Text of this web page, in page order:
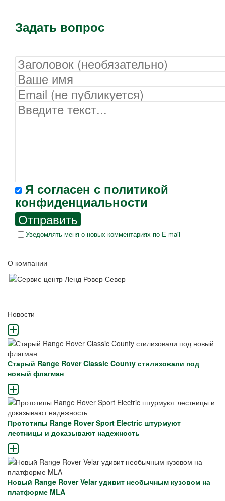
Задать вопрос
Я согласен с политикой
конфиденциальности
Отправить
Уведомлять меня о новых комментариях по E-mail
О компании
Новости
Старый Range Rover Classic County стилизовали под
новый флагман
Прототипы Range Rover Sport Electric штурмуют
лестницы и доказывают надежность
Новый Range Rover Velar удивит необычным кузовом на
платформе MLA